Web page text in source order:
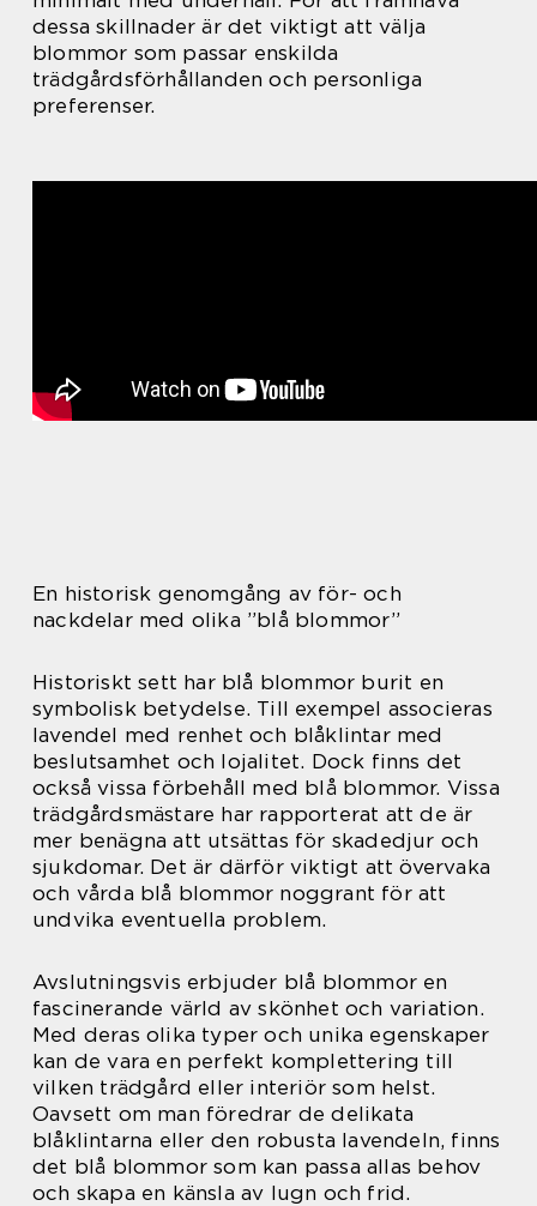
dessa skillnader är det viktigt att välja
blommor som passar enskilda
trädgårdsförhållanden och personliga
preferenser.
En historisk genomgång av för- och
nackdelar med olika ”blå blommor”
Historiskt sett har blå blommor burit en
symbolisk betydelse. Till exempel associeras
lavendel med renhet och blåklintar med
beslutsamhet och lojalitet. Dock finns det
också vissa förbehåll med blå blommor. Vissa
trädgårdsmästare har rapporterat att de är
mer benägna att utsättas för skadedjur och
sjukdomar. Det är därför viktigt att övervaka
och vårda blå blommor noggrant för att
undvika eventuella problem.
Avslutningsvis erbjuder blå blommor en
fascinerande värld av skönhet och variation.
Med deras olika typer och unika egenskaper
kan de vara en perfekt komplettering till
vilken trädgård eller interiör som helst.
Oavsett om man föredrar de delikata
blåklintarna eller den robusta lavendeln, finns
det blå blommor som kan passa allas behov
och skapa en känsla av lugn och frid.